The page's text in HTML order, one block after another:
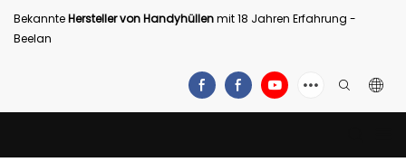
BekannteHersteller von Handyhüllenmit 18 Jahren Erfahrung -
Beelan